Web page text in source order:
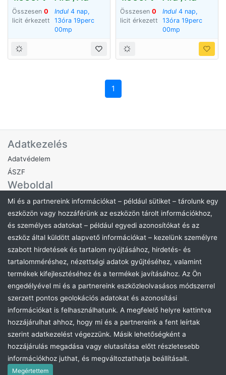
Összesen 0
licit érkezett
Indul 4 nap,
13óra 18perc
59mp
Összesen 0
licit érkezett
Indul 4 nap,
13óra 18perc
59mp
1
Adatkezelés
Adatvédelem
ÁSZF
Weboldal
Hírdetmények
Rólunk
Támogatás
Elérhetőség
Kapcsolatfelvétel
GYIK
Feliratkozom az Eduvizig Aukció hírlevelére
Eduvizig Győr- Aukciós Rendszere. ©2026 Minden Jog
Fenntartva.Greencomp Aukciós rendszer. © Minden Jog
Mi és a partnereink információkat – például sütiket – tárolunk egy
eszközön vagy hozzáférünk az eszközön tárolt információkhoz,
és személyes adatokat – például egyedi azonosítókat és az
eszköz által küldött alapvető információkat – kezelünk személyre
szabott hirdetések és tartalom nyújtásához, hirdetés- és
tartalomméréshez, nézettségi adatok gyűjtéséhez, valamint
termékek kifejlesztéséhez és a termékek javításához. Az Ön
engedélyével mi és a partnereink eszközleolvasásos módszerrel
szerzett pontos geolokációs adatokat és azonosítási
információkat is felhasználhatunk. A megfelelő helyre kattintva
hozzájárulhat ahhoz, hogy mi és a partnereink a fent leírtak
szerint adatkezelést végezzünk. Másik lehetőségként a
hozzájárulás megadása vagy elutasítása előtt részletesebb
információkhoz juthat, és megváltoztathatja beállításait.
Megértettem